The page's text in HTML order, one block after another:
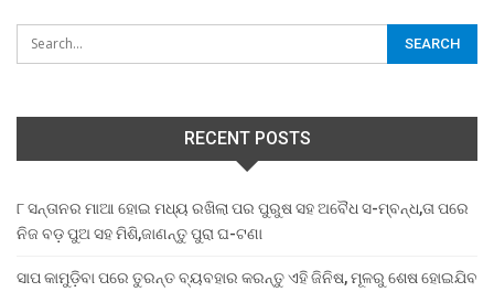
RECENT POSTS
୮ ସନ୍ତାନର ମାଆ ହୋଇ ମଧ୍ୟ ରଖିଲା ପର ପୁରୁଷ ସହ ଅବୈଧ ସ-ମ୍ବନ୍ଧ,ତା ପରେ
ନିଜ ବଡ଼ ପୁଅ ସହ ମିଶି,ଜାଣନ୍ତୁ ପୁରା ଘ-ଟଣା
ସାପ କାମୁଡ଼ିବା ପରେ ତୁରନ୍ତ ବ୍ୟବହାର କରନ୍ତୁ ଏହି ଜିନିଷ, ମୂଳରୁ ଶେଷ ହୋଇଯିବ